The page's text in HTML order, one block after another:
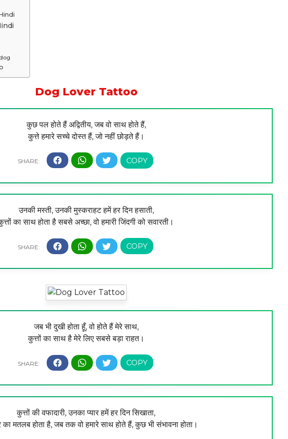
Dog Lover Tattoo
कुछ पल होते हैं अद्वितीय, जब वो साथ होते हैं,
कुत्ते हमारे सच्चे दोस्त हैं, जो नहीं छोड़ते हैं।
उनकी मस्ती, उनकी मुस्कराहट हमें हर दिन हसाती,
का साथ होता है सबसे अच्छा, वो हमारी जिंदगी को सवारती।
जब भी दुखी होता हूँ, वो होते हैं मेरे साथ,
कुत्तों का साथ है मेरे लिए सबसे बड़ा राहत।
कुत्तों की वफादारी, उनका प्यार हमें हर दिन सिखाता,
का मतलब होता है, जब तक वो हमारे साथ होते हैं, कुछ भी संभावना होता।